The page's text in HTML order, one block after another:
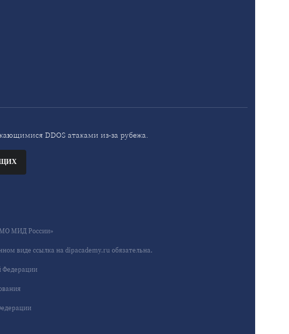
DDOS атаками из-за рубежа.
МИД России»
виде ссылка на dipacademy.ru обязательна.
Федерации